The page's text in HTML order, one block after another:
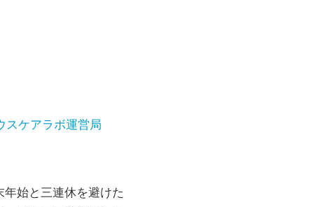
スケアラボ運営局
始と三連休を避けた